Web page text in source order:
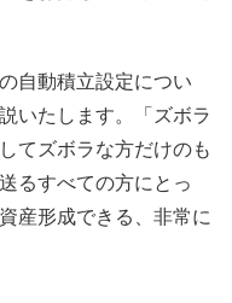
自動積立設定につい
いたします。「ズボラ
てズボラな方だけのも
るすべての方にとっ
産形成できる、非常に